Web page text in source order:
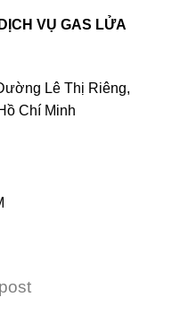
VỤ GAS LỬA
Lê Thị Riêng,
Chí Minh